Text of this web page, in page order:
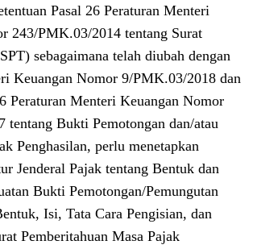
Pasal 26 Peraturan Menteri
243/PMK.03/2014 tentang Surat
sebagaimana telah diubah dengan
Keuangan Nomor 9/PMK.03/2018 dan
Peraturan Menteri Keuangan Nomor
tentang Bukti Pemotongan dan/atau
Penghasilan, perlu menetapkan
Jenderal Pajak tentang Bentuk dan
Bukti Pemotongan/Pemungutan
Isi, Tata Cara Pengisian, dan
Pemberitahuan Masa Pajak